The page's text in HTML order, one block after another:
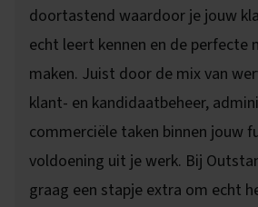
doortastend waardoor je jouw
echt leert kennen en de perfecte
maken. Juist door de mix van
klant- en kandidaatbeheer,
commerciële taken binnen jouw
voldoening uit je werk. Bij
graag een stapje extra om echt